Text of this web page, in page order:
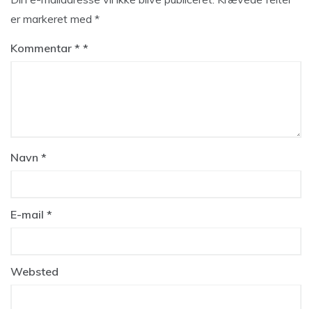
er markeret med *
Kommentar *
Navn *
E-mail *
Websted